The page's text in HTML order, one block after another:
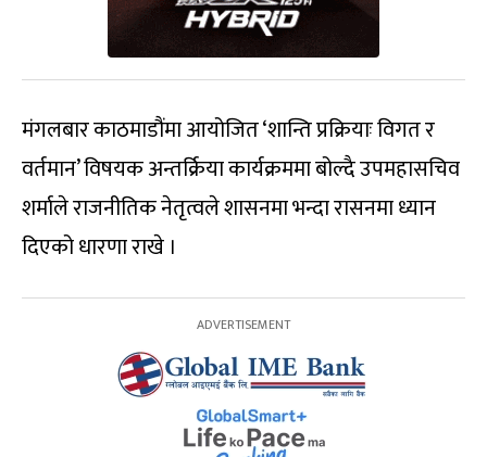
मंगलबार काठमाडौंमा आयोजित ‘शान्ति प्रक्रियाः विगत र
वर्तमान’ विषयक अन्तर्क्रिया कार्यक्रममा बोल्दै उपमहासचिव
शर्माले राजनीतिक नेतृत्वले शासनमा भन्दा रासनमा ध्यान
दिएको धारणा राखे ।